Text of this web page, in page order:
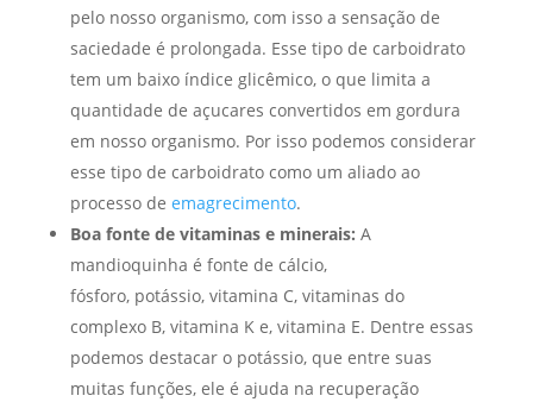
pelo nosso organismo, com isso a sensação de
saciedade é prolongada. Esse tipo de carboidrato
tem um baixo índice glicêmico, o que limita a
quantidade de açucares convertidos em gordura
em nosso organismo. Por isso podemos considerar
esse tipo de carboidrato como um aliado ao
processo de emagrecimento.
Boa fonte de vitaminas e minerais: A
mandioquinha é fonte de cálcio,
fósforo, potássio, vitamina C, vitaminas do
complexo B, vitamina K e, vitamina E. Dentre essas
podemos destacar o potássio, que entre suas
muitas funções, ele é ajuda na recuperação